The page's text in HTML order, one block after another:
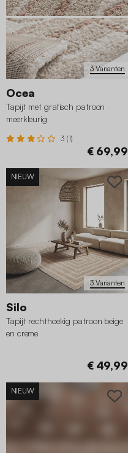
3 Varianten
Ocea
Tapijt met grafisch patroon
meerkleurig
3 (1)
€ 69,99
3 Varianten
NIEUW
Silo
Tapijt rechthoekig patroon beige
en crème
€ 49,99
NIEUW